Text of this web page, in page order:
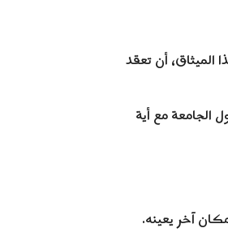
الميثاق، أن تعقد
الجامعة مع أية
آخر يعينه.